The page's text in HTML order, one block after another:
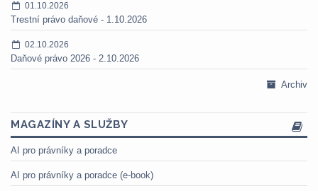
01.10.2026
Trestní právo daňové - 1.10.2026
02.10.2026
Daňové právo 2026 - 2.10.2026
Archiv
MAGAZÍNY A SLUŽBY
AI pro právníky a poradce
AI pro právníky a poradce (e-book)